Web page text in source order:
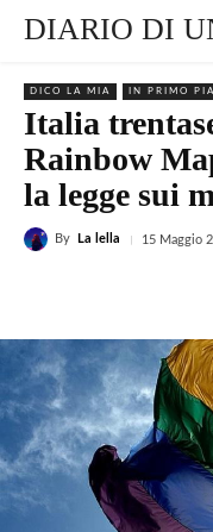
DIARIO DI
DICO LA MIA IN PRIMO
Italia
Rainbow
la legge sui
By La lella 15 Maggio